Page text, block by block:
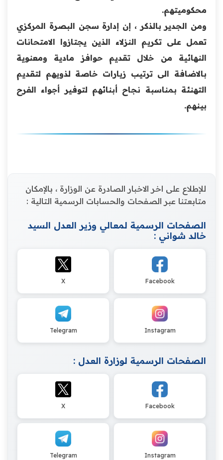
محكوميتهم.
ومن الجدير بالذكر ، إن إدارة سجن البصرة المركزي
تعمل على تكريم النزلاء الذين يجتازوا الامتحانات
النهائية من خلال تقديم حوافز مادية ومعنوية
بالاضافة الى ترتيب زيارات خاصة لذويهم لتقديم
التهنئة بمناسبة نجاح أبنائهم لتوفير أجواء الفرح
بينهم.
للإطلاع على اخر الاخبار الصادرة عن الوزارة ، بالإمكان
متابعتنا عبر الصفحات والحسابات الرسمية التالية :
الصفحات الرسمية لمعالي وزير العدل السيد
خالد شواني :
Facebook
X
Instagram
Telegram
الصفحات الرسمية لوزارة العدل :
Facebook
X
Instagram
Telegram